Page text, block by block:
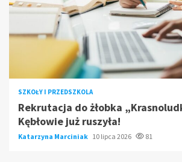
SZKOŁY I PRZEDSZKOLA
Rekrutacja do żłobka
Kębłowie już ruszyła!
Katarzyna Marciniak 10 lipca 2026 81